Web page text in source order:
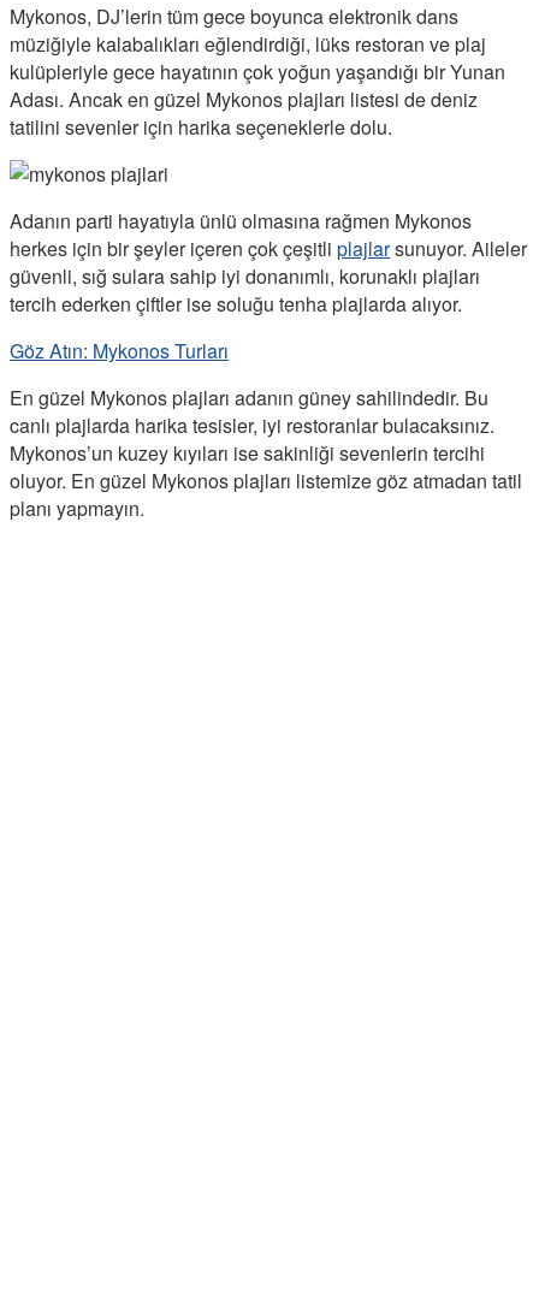
Mykonos, DJ’lerin tüm gece boyunca elektronik dans
müziğiyle kalabalıkları eğlendirdiği, lüks restoran ve plaj
kulüpleriyle gece hayatının çok yoğun yaşandığı bir Yunan
Adası. Ancak en güzel Mykonos plajları listesi de deniz
tatilini sevenler için harika seçeneklerle dolu.
Adanın parti hayatıyla ünlü olmasına rağmen Mykonos
herkes için bir şeyler içeren çok çeşitli plajlarsunuyor. Aileler
güvenli, sığ sulara sahip iyi donanımlı, korunaklı plajları
tercih ederken çiftler ise soluğu tenha plajlarda alıyor.
Göz Atın: Mykonos Turları
En güzel Mykonos plajları adanın güney sahilindedir. Bu
canlı plajlarda harika tesisler, iyi restoranlar bulacaksınız.
Mykonos’un kuzey kıyıları ise sakinliği sevenlerin tercihi
oluyor. En güzel Mykonos plajları listemize göz atmadan tatil
planı yapmayın.